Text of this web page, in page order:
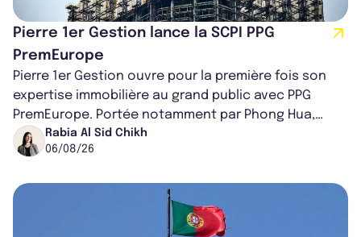
Pierre 1er Gestion lance la SCPI PPG
PremEurope
Pierre 1er Gestion ouvre pour la première fois son
expertise immobilière au grand public avec PPG
PremEurope. Portée notamment par Phong Hua,
ancien directeur des investissements d...
Rabia Al Sid Chikh
06/08/26